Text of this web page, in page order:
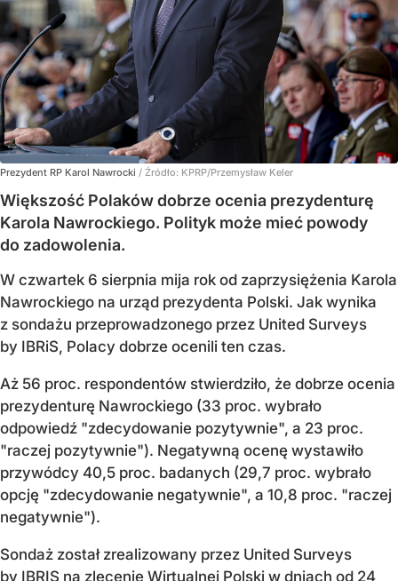
Prezydent RP Karol Nawrocki / Źródło: KPRP/Przemysław Keler
Większość Polaków dobrze ocenia prezydenturę
Karola Nawrockiego. Polityk może mieć powody
do zadowolenia.
W czwartek 6 sierpnia mija rok od zaprzysiężenia Karola
Nawrockiego na urząd prezydenta Polski. Jak wynika
z sondażu przeprowadzonego przez United Surveys
by IBRiS, Polacy dobrze ocenili ten czas.
Aż 56 proc. respondentów stwierdziło, że dobrze ocenia
prezydenturę Nawrockiego (33 proc. wybrało
odpowiedź "zdecydowanie pozytywnie", a 23 proc.
"raczej pozytywnie"). Negatywną ocenę wystawiło
przywódcy 40,5 proc. badanych (29,7 proc. wybrało
opcję "zdecydowanie negatywnie", a 10,8 proc. "raczej
negatywnie").
Sondaż został zrealizowany przez United Surveys
by IBRIS na zlecenie Wirtualnej Polski w dniach od 24